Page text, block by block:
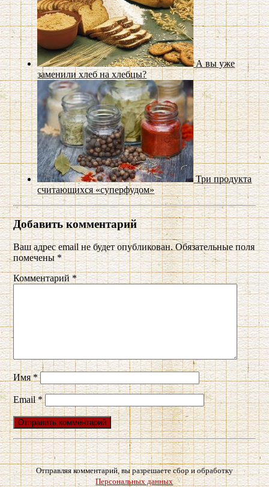
А вы уже
заменили хлеб на хлебцы?
Три продукта
считающихся «суперфудом»
Добавить комментарий
Ваш адрес email не будет опубликован. Обязательные поля
помечены*
Комментарий*
Имя*
Email*
Отправляя комментарий, вы разрешаете сбор и обработку
Персональных данных